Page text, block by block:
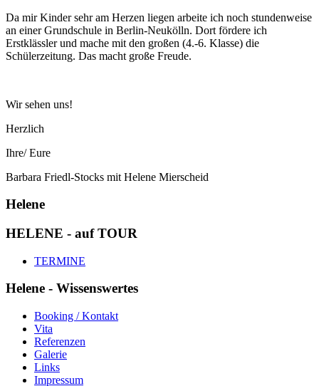
Da mir Kinder sehr am Herzen liegen arbeite ich noch stundenweise
an einer Grundschule in Berlin-Neukölln. Dort fördere ich
Erstklässler und mache mit den großen (4.-6. Klasse) die
Schülerzeitung. Das macht große Freude.
Wir sehen uns!
Herzlich
Ihre/ Eure
Barbara Friedl-Stocks mit Helene Mierscheid
Helene
HELENE - auf TOUR
TERMINE
Helene - Wissenswertes
Booking / Kontakt
Vita
Referenzen
Galerie
Links
Impressum